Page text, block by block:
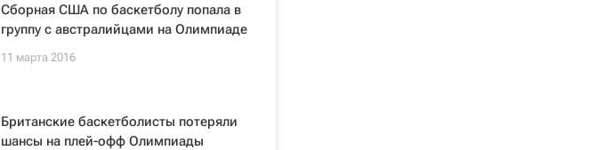
Сборная США по баскетболу попала в
группу с австралийцами на Олимпиаде
11 марта 2016
Британские баскетболисты потеряли
шансы на плей-офф Олимпиады